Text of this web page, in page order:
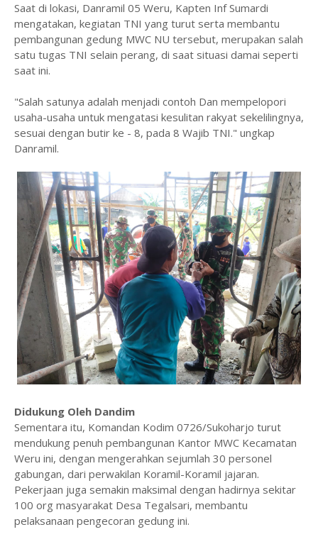
Saat di lokasi, Danramil 05 Weru, Kapten Inf Sumardi
mengatakan, kegiatan TNI yang turut serta membantu
pembangunan gedung MWC NU tersebut, merupakan salah
satu tugas TNI selain perang, di saat situasi damai seperti
saat ini.
"Salah satunya adalah menjadi contoh Dan mempelopori
usaha-usaha untuk mengatasi kesulitan rakyat sekelilingnya,
sesuai dengan butir ke - 8, pada 8 Wajib TNI." ungkap
Danramil.
Didukung Oleh Dandim
Sementara itu, Komandan Kodim 0726/Sukoharjo turut
mendukung penuh pembangunan Kantor MWC Kecamatan
Weru ini, dengan mengerahkan sejumlah 30 personel
gabungan, dari perwakilan Koramil-Koramil jajaran.
Pekerjaan juga semakin maksimal dengan hadirnya sekitar
100 org masyarakat Desa Tegalsari, membantu
pelaksanaan pengecoran gedung ini.